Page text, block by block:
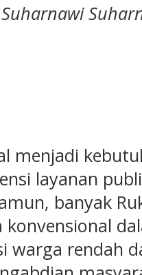
menjadi
layanan
banyak
konvensional
warga rendah